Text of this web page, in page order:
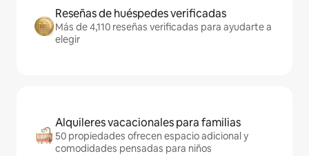
Reseñas de huéspedes verificadas
Más de 4,110 reseñas verificadas para ayudarte a
elegir
Alquileres vacacionales para familias
50 propiedades ofrecen espacio adicional y
comodidades pensadas para niños